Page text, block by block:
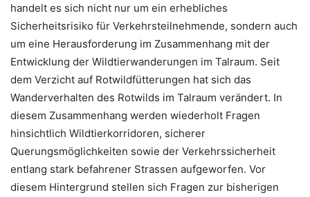
handelt es sich nicht nur um ein erhebliches
Sicherheitsrisiko für Verkehrsteilnehmende, sondern auch
um eine Herausforderung im Zusammenhang mit der
Entwicklung der Wildtierwanderungen im Talraum. Seit
dem Verzicht auf Rotwildfütterungen hat sich das
Wanderverhalten des Rotwilds im Talraum verändert. In
diesem Zusammenhang werden wiederholt Fragen
hinsichtlich Wildtierkorridoren, sicherer
Querungsmöglichkeiten sowie der Verkehrssicherheit
entlang stark befahrener Strassen aufgeworfen. Vor
diesem Hintergrund stellen sich Fragen zur bisherigen